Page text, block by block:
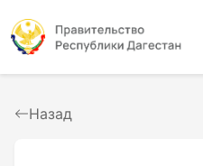
Назад